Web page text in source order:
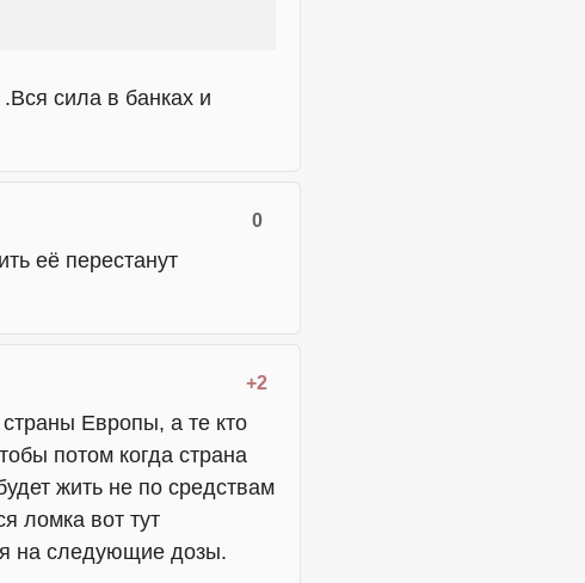
сила в банках и
0
её перестанут
+2
Европы, а те кто
потом когда страна
жить не по средствам
ломка вот тут
на следующие дозы.